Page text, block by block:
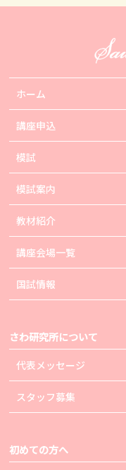
ホーム
講座申込
模試
模試案内
教材紹介
講座会場一覧
国試情報
さわ研究所について
代表メッセージ
スタッフ募集
初めての方へ